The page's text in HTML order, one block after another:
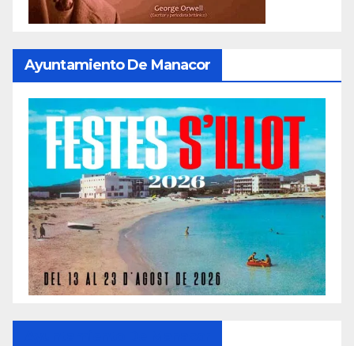
Ayuntamiento De Manacor